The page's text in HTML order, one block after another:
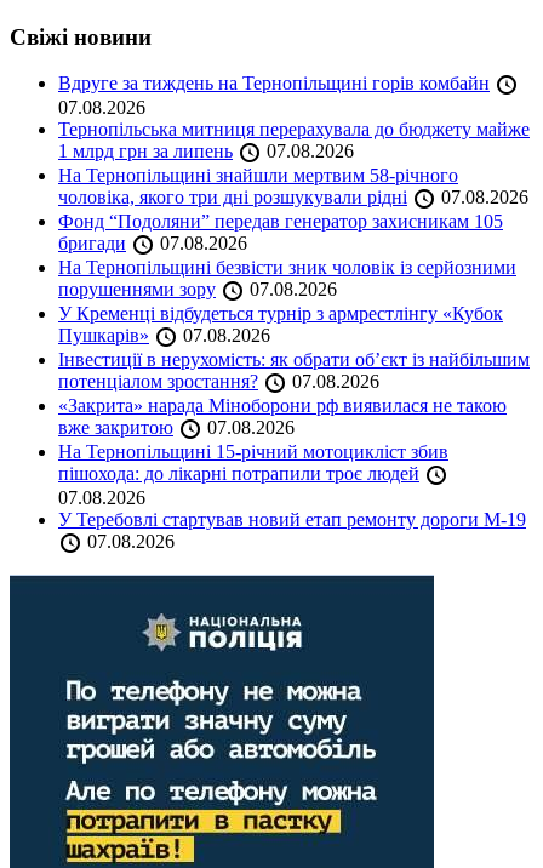
Свіжі новини
Вдруге за тиждень на Тернопільщині горів комбайн
07.08.2026
Тернопільська митниця перерахувала до бюджету майже
1 млрд грн за липень
07.08.2026
На Тернопільщині знайшли мертвим 58-річного
чоловіка, якого три дні розшукували рідні
07.08.2026
Фонд “Подоляни” передав генератор захисникам 105
бригади
07.08.2026
На Тернопільщині безвісти зник чоловік із серйозними
порушеннями зору
07.08.2026
У Кременці відбудеться турнір з армрестлінгу «Кубок
Пушкарів»
07.08.2026
Інвестиції в нерухомість: як обрати об’єкт із найбільшим
потенціалом зростання?
07.08.2026
«Закрита» нарада Міноборони рф виявилася не такою
вже закритою
07.08.2026
На Тернопільщині 15-річний мотоцикліст збив
пішохода: до лікарні потрапили троє людей
07.08.2026
У Теребовлі стартував новий етап ремонту дороги М-19
07.08.2026